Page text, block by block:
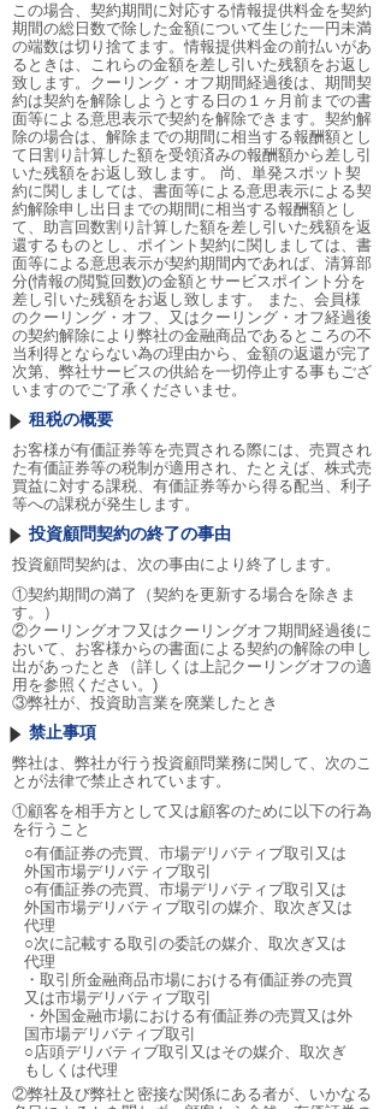
この場合、契約期間に対応する情報提供料金を契約
期間の総日数で除した金額について生じた一円未満
の端数は切り捨てます。情報提供料金の前払いがあ
るときは、これらの金額を差し引いた残額をお返し
致します。クーリング・オフ期間経過後は、期間契
約は契約を解除しようとする日の１ヶ月前までの書
面等による意思表示で契約を解除できます。契約解
除の場合は、解除までの期間に相当する報酬額とし
て日割り計算した額を受領済みの報酬額から差し引
いた残額をお返し致します。 尚、単発スポット契
約に関しましては、書面等による意思表示による契
約解除申し出日までの期間に相当する報酬額とし
て、助言回数割り計算した額を差し引いた残額を返
還するものとし、ポイント契約に関しましては、書
面等による意思表示が契約期間内であれば、清算部
分(情報の閲覧回数)の金額とサービスポイント分を
差し引いた残額をお返し致します。 また、会員様
のクーリング・オフ、又はクーリング・オフ経過後
の契約解除により弊社の金融商品であるところの不
当利得とならない為の理由から、金額の返還が完了
次第、弊社サービスの供給を一切停止する事もござ
いますのでご了承くださいませ。
租税の概要
お客様が有価証券等を売買される際には、売買され
た有価証券等の税制が適用され、たとえば、株式売
買益に対する課税、有価証券等から得る配当、利子
等への課税が発生します。
投資顧問契約の終了の事由
投資顧問契約は、次の事由により終了します。
①契約期間の満了（契約を更新する場合を除きま
す。）
②クーリングオフ又はクーリングオフ期間経過後に
おいて、お客様からの書面による契約の解除の申し
出があったとき（詳しくは上記クーリングオフの適
用を参照ください。)
③弊社が、投資助言業を廃業したとき
禁止事項
弊社は、弊社が行う投資顧問業務に関して、次のこ
とが法律で禁止されています。
①顧客を相手方として又は顧客のために以下の行為
を行うこと
○有価証券の売買、市場デリバティブ取引又は
外国市場デリバティブ取引
○有価証券の売買、市場デリバティブ取引又は
外国市場デリバティブ取引の媒介、取次ぎ又は
代理
○次に記載する取引の委託の媒介、取次ぎ又は
代理
・取引所金融商品市場における有価証券の売買
又は市場デリバティブ取引
・外国金融市場における有価証券の売買又は外
国市場デリバティブ取引
○店頭デリバティブ取引又はその媒介、取次ぎ
もしくは代理
②弊社及び弊社と密接な関係にある者が、いかなる